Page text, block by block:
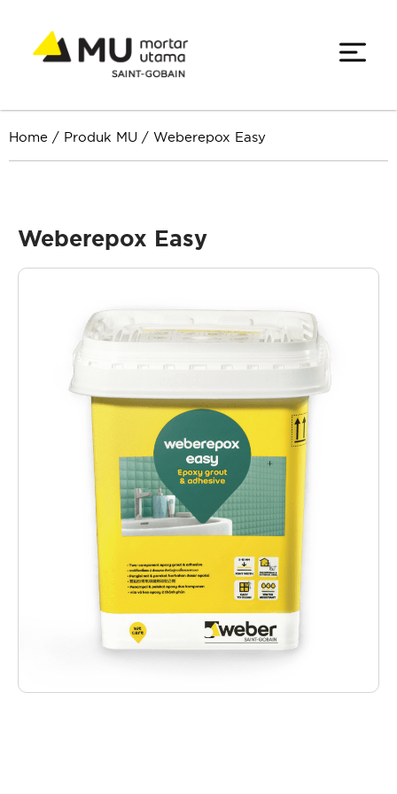
Home / Produk MU / Weberepox Easy
Weberepox Easy